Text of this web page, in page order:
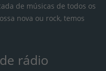
de músicas de todos os
nova ou rock, temos
rádio